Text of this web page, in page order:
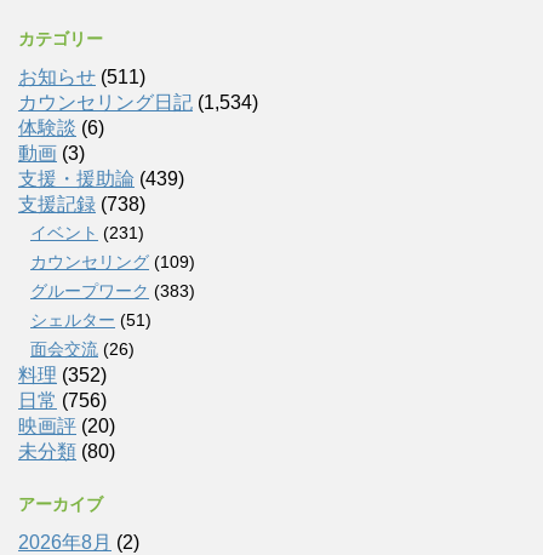
カテゴリー
お知らせ (511)
カウンセリング日記 (1,534)
体験談 (6)
動画 (3)
支援・援助論 (439)
支援記録 (738)
イベント (231)
カウンセリング (109)
グループワーク (383)
シェルター (51)
面会交流 (26)
料理 (352)
日常 (756)
映画評 (20)
未分類 (80)
アーカイブ
2026年8月 (2)